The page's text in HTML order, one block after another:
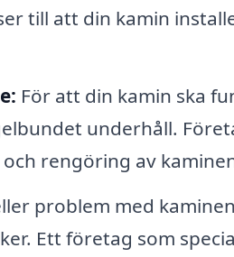
till att din kamin
För att din kamin ska
underhåll.
rengöring av
problem med
Ett företag som